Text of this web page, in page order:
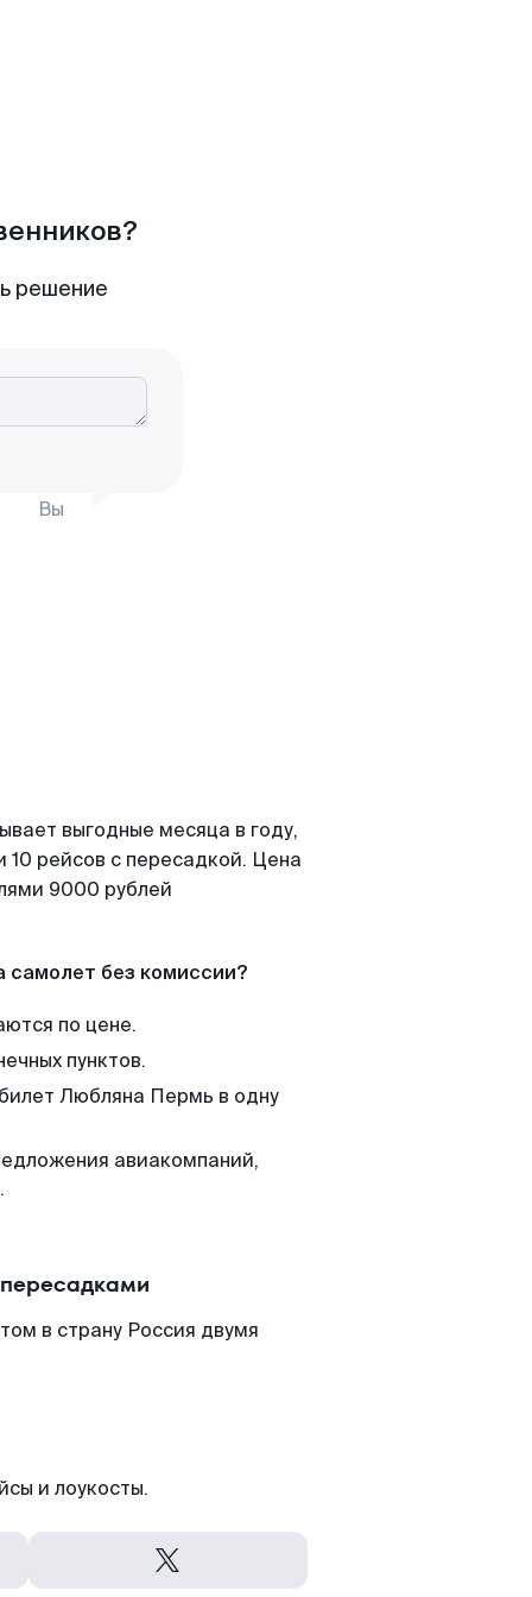
решение
Вы
выгодные месяца в году,
рейсов с пересадкой. Цена
9000 рублей
самолет без комиссии?
по цене.
пунктов.
Любляна Пермь в одну
авиакомпаний,
в страну Россия двумя
и лоукосты.